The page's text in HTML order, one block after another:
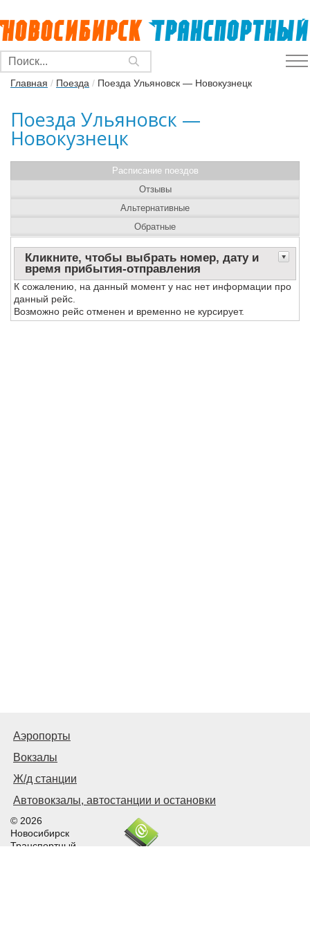
Главная / Поезда / Поезда Ульяновск — Новокузнецк
Поезда Ульяновск —
Новокузнецк
Расписание поездов
Кликните, чтобы выбрать номер, дату и
время прибытия-отправления
К сожалению, на данный момент у нас нет информации про
данный рейс.
Возможно рейс отменен и временно не курсирует.
Отзывы
Альтернативные
Обратные
Аэропорты
Вокзалы
Ж/д станции
Автовокзалы, автостанции и остановки
© 2026
Новосибирск
Транспортный
Связаться с нами